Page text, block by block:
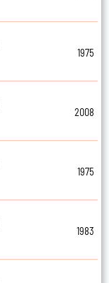
1975
2008
1975
1983